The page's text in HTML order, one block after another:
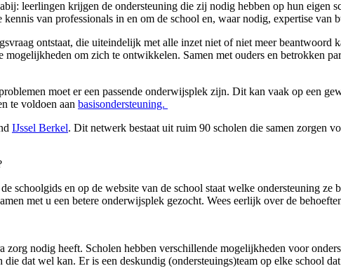
leerlingen krijgen de ondersteuning die zij nodig hebben op hun eigen
van professionals in en om de school en, waar nodig, expertise van
ontstaat, die uiteindelijk met alle inzet niet of niet meer beantwoord
om zich te ontwikkelen. Samen met ouders en betrokken
moet er een passende onderwijsplek zijn. Dit kan vaak op een
te voldoen aan basisondersteuning.
IJssel Berkel. Dit netwerk bestaat uit ruim 90 scholen die samen zorgen
en op de website van de school staat welke ondersteuning ze
met u een betere onderwijsplek gezocht. Wees eerlijk over de
nodig heeft. Scholen hebben verschillende mogelijkheden voor
dat wel kan. Er is een deskundig (ondersteuings)team op elke school